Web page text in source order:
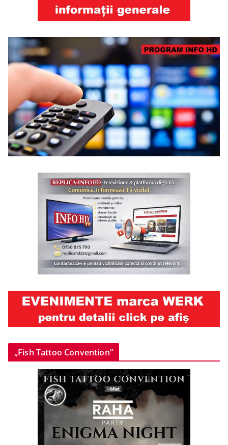
„Fish Tattoo Convention”